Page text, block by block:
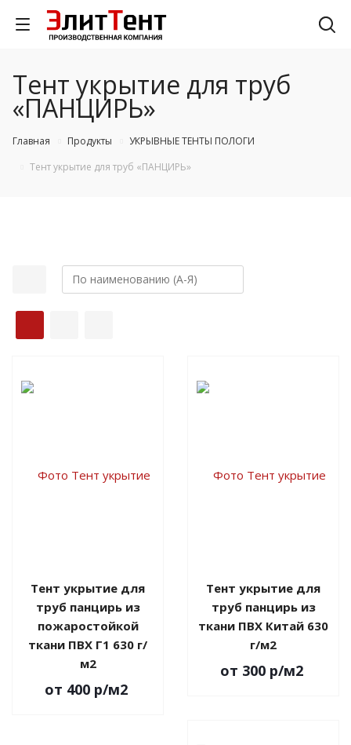
Тент укрытие для труб
«ПАНЦИРЬ»
Главная Продукты
УКРЫВНЫЕ ТЕНТЫ ПОЛОГИ
Тент укрытие для труб «ПАНЦИРЬ»
Тент укрытие для
труб панцирь из
пожаростойкой
ткани ПВХ Г1 630 г/
м2
от 400 р/м2
Тент укрытие для
труб панцирь из
ткани ПВХ Китай 630
г/м2
от 300 р/м2